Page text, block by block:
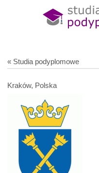
« Studia podyplomowe
Kraków, Polska